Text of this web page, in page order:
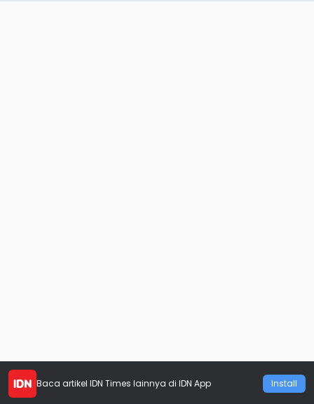
Baca artikel IDN Times lainnya di IDN App Install